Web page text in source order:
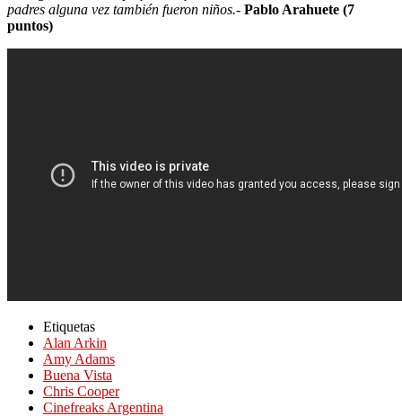
padres alguna vez también fueron niños.- Pablo Arahuete (7
puntos)
Etiquetas
Alan Arkin
Amy Adams
Buena Vista
Chris Cooper
Cinefreaks Argentina